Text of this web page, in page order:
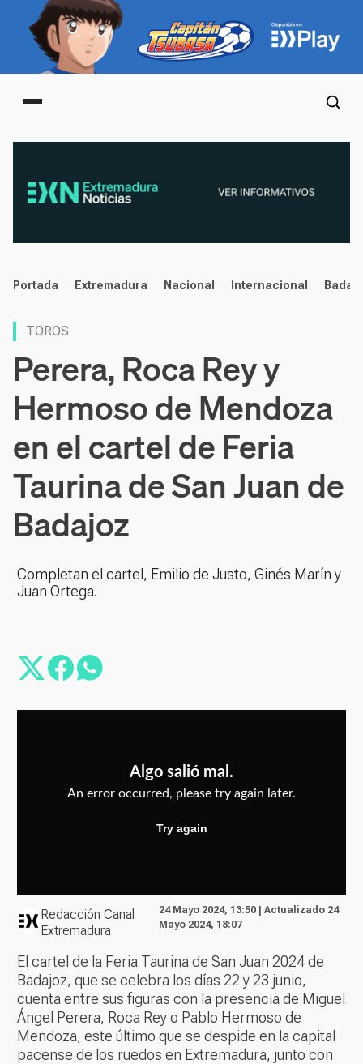
Main menu
noticias
Portada Extremadura Nacional Internacional
TOROS
Perera, Roca Rey y
Hermoso de Mendoza
en el cartel de Feria
Taurina de San Juan de
Badajoz
Completan el cartel, Emilio de Justo, Ginés Marín y
Juan Ortega.
Redacción Canal
Extremadura
24 Mayo 2024, 13:50 | Actualizado 24
Mayo 2024, 18:07
El cartel de la Feria Taurina de San Juan 2024 de
Badajoz, que se celebra los días 22 y 23 junio,
cuenta entre sus figuras con la presencia de Miguel
Ángel Perera, Roca Rey o Pablo Hermoso de
Mendoza, este último que se despide en la capital
pacense de los ruedos en Extremadura, junto con